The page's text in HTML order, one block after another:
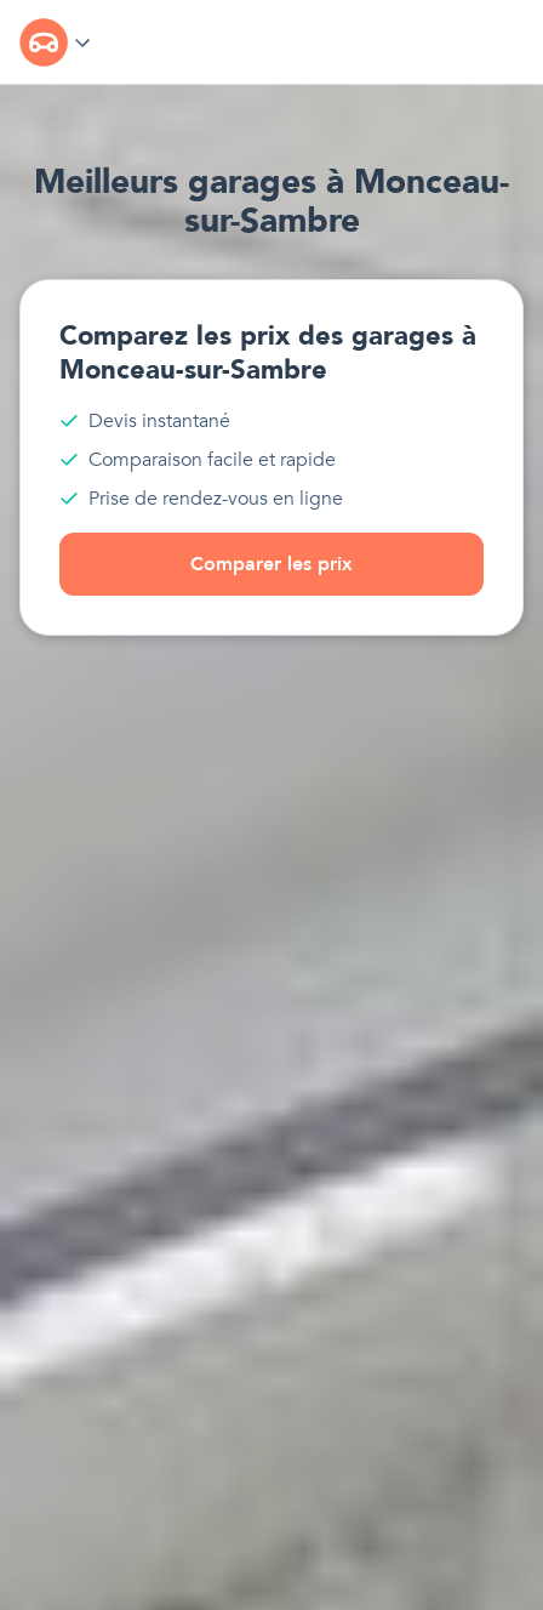
Meilleurs garages à Monceau-
sur-Sambre
Comparez les prix des garages à
Monceau-sur-Sambre
Devis instantané
Comparaison facile et rapide
Prise de rendez-vous en ligne
Comparer les prix